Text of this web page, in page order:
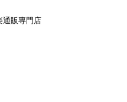
販専門店